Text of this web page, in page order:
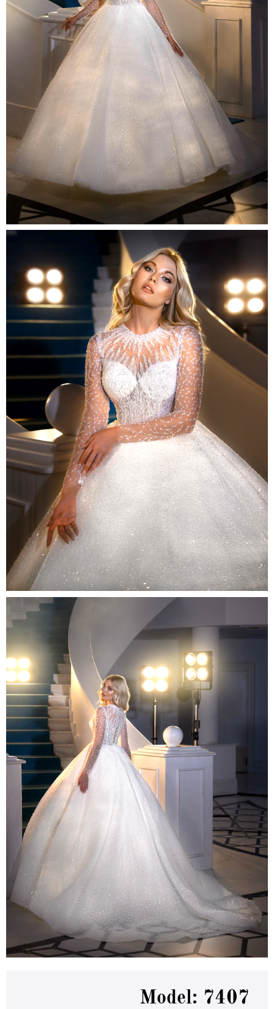
Model: 7407